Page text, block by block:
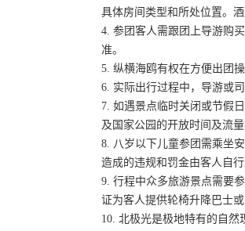
具体房间类型和所处位置。
4. 参团客人需跟团上导游购
准。
5. 纵横海鸥有权在方便出团
6. 实际出行过程中，导游或
7. 如遇景点临时关闭或节假
及国家公园的开放时间及流
8. 八岁以下儿童参团需乘坐
造成的违规和罚金由客人自
9. 行程中众多旅游景点需要
证为客人提供轮椅升降巴士或
10. 北极光是极地特有的自